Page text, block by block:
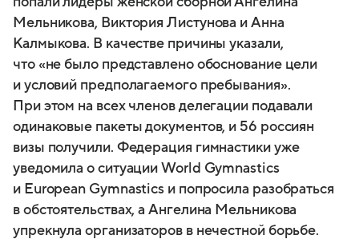
Мельникова, Виктория Листунова и Анна
Калмыкова. В качестве причины указали,
что «не было представлено обоснование цели
и условий предполагаемого пребывания».
При этом на всех членов делегации подавали
одинаковые пакеты документов, и 56 россиян
визы получили. Федерация гимнастики уже
уведомила о ситуации World Gymnastics
и European Gymnastics и попросила разобраться
в обстоятельствах, а Ангелина Мельникова
упрекнула организаторов в нечестной борьбе.